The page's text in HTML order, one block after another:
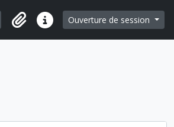
Search in browse page
Liens rapidesOuverture de session